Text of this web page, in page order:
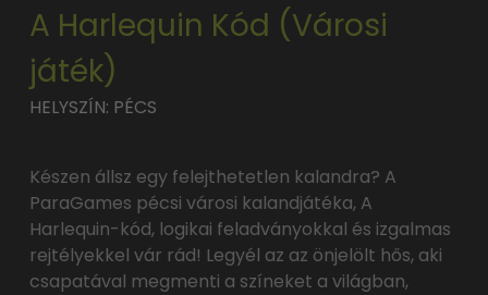
A Harlequin Kód (Városi
játék)
HELYSZÍN: PÉCS
Készen állsz egy felejthetetlen kalandra? A
ParaGames pécsi városi kalandjátéka, A
Harlequin-kód, logikai feladványokkal és izgalmas
rejtélyekkel vár rád! Legyél az az önjelölt hős, aki
csapatával megmenti a színeket a világban,